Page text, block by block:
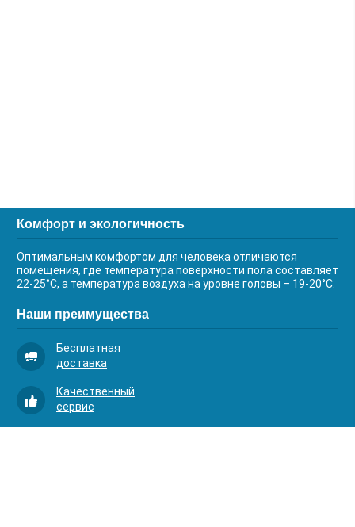
Комфорт и экологичность
Оптимальным комфортом для человека отличаются
помещения, где температура поверхности пола составляет
22-25°С, а температура воздуха на уровне головы – 19-20°С.
Наши преимущества
Бесплатная
доставка
Качественный
сервис